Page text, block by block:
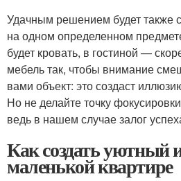
Удачным решением будет также
на одном определенном
будет кровать, в гостиной —
мебель так, чтобы внимание
вами объект: это создаст
Но не делайте точку
ведь в нашем случае залог
Как создать уютный
маленькой квартире